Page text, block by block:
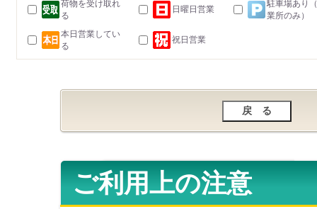
荷物を受け取れ
る
日曜日営業
駐車場あり
業所のみ）
本日営業してい
る
祝日営業
ご利用上の注意